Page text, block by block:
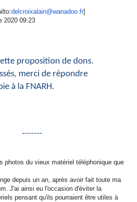
delcroixalain@wanadoo.fr]
2020 09:23
proposition de dons.
merci de répondre
à la FNARH.
-------
photos du vieux matériel téléphonique que
depuis un an, après avoir fait toute ma
J'ai ainsi eu l'occasion d'éviter la
pensant qu'ils pourraient être utiles à